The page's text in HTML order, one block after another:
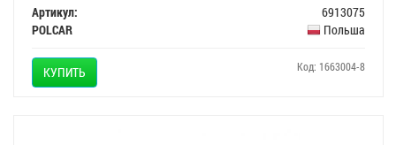
Артикул:
6913075
POLCAR
Польша
КУПИТЬ Код: 1663004-8